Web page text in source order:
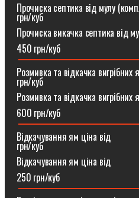
Прочиска септика від мулу
грн/куб
Прочиска викачка септика від
450 грн/куб
Розмивка та відкачка
грн/куб
Розмивка та відкачка вигрібних
600 грн/куб
Відкачування ям ціна
грн/куб
Відкачування ям ціна від
250 грн/куб